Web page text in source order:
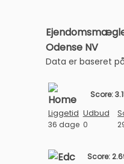
Odense NV
Data er baseret
Score:
Liggetid Udbud
36 dage 0
Score: